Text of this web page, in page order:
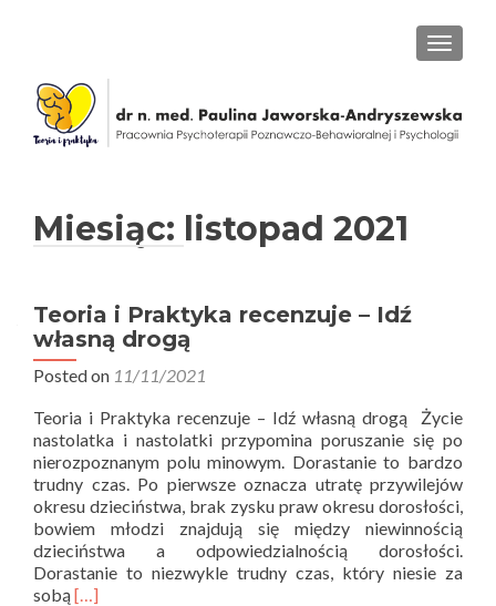
Miesiąc: listopad 2021
Teoria i Praktyka recenzuje – Idź
własną drogą
Posted on 11/11/2021
Teoria i Praktyka recenzuje – Idź własną drogą Życie
nastolatka i nastolatki przypomina poruszanie się po
nierozpoznanym polu minowym. Dorastanie to bardzo
trudny czas. Po pierwsze oznacza utratę przywilejów
okresu dzieciństwa, brak zysku praw okresu dorosłości,
bowiem młodzi znajdują się między niewinnością
dzieciństwa a odpowiedzialnością dorosłości.
Dorastanie to niezwykle trudny czas, który niesie za
sobąRead
[…]